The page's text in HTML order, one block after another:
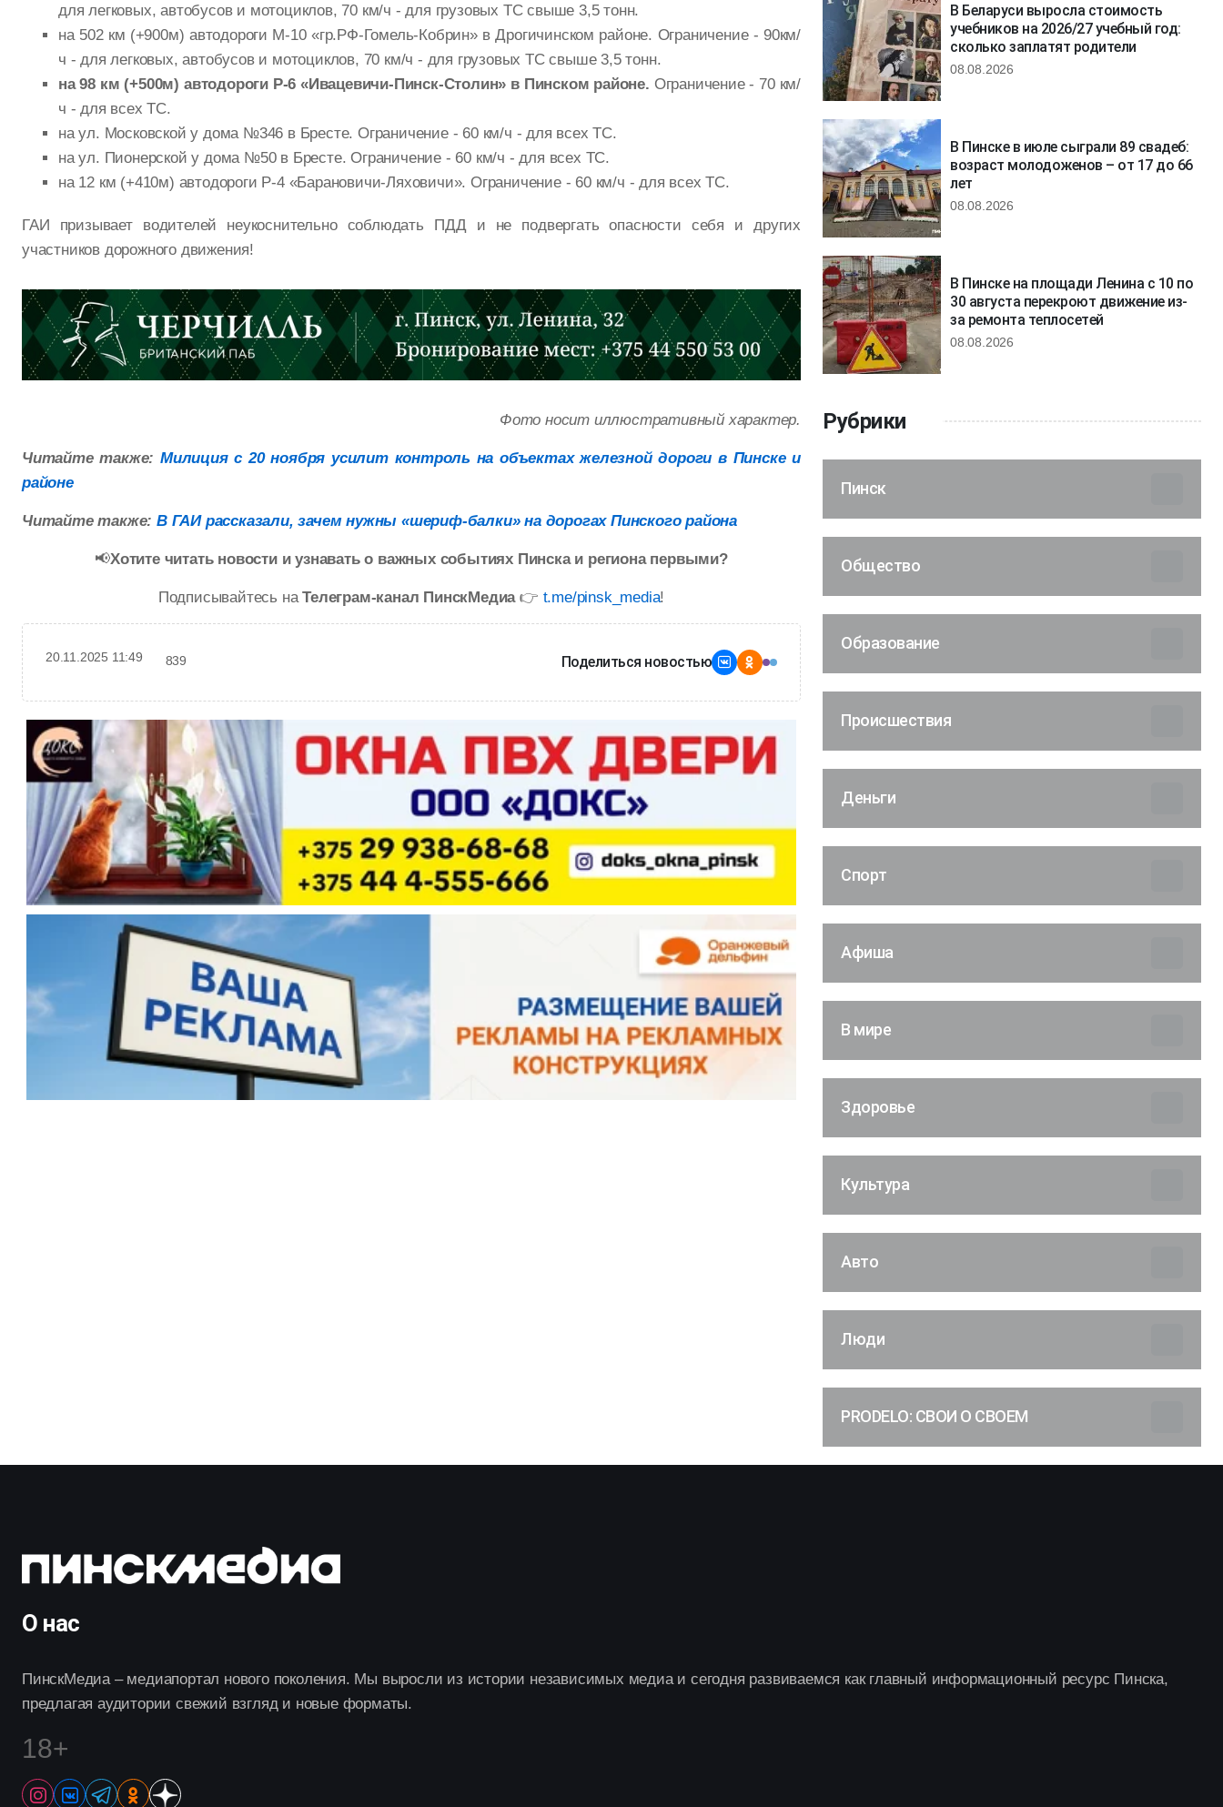
для легковых, автобусов и мотоциклов, 70 км/ч - для грузовых ТС свыше 3,5 тонн.
на 502 км (+900м) автодороги М-10 «гр.РФ-Гомель-Кобрин» в Дрогичинском районе. Ограничение - 90км/
ч - для легковых, автобусов и мотоциклов, 70 км/ч - для грузовых ТС свыше 3,5 тонн.
на 98 км (+500м) автодороги Р-6 «Ивацевичи-Пинск-Столин» в Пинском районе. Ограничение - 70 км/
ч - для всех ТС.
на ул. Московской у дома №346 в Бресте. Ограничение - 60 км/ч - для всех ТС.
на ул. Пионерской у дома №50 в Бресте. Ограничение - 60 км/ч - для всех ТС.
на 12 км (+410м) автодороги Р-4 «Барановичи-Ляховичи». Ограничение - 60 км/ч - для всех ТС.
ГАИ призывает водителей неукоснительно соблюдать ПДД и не подвергать опасности себя и других
участников дорожного движения!
Фото носит иллюстративный характер.
Читайте также: Милиция с 20 ноября усилит контроль на объектах железной дороги в Пинске и
районе
Читайте также:В ГАИ рассказали, зачем нужны «шериф-балки» на дорогах Пинского района
📢Хотите читать новости и узнавать о важных событиях Пинска и региона первыми?
Подписывайтесь наТелеграм-канал ПинскМедиа👉 t.me/pinsk_media!
20.11.2025 11:49 839 Поделиться новостью
В Беларуси выросла стоимость
учебников на 2026/27 учебный год:
сколько заплатят родители
08.08.2026
В Пинске в июле сыграли 89 свадеб:
возраст молодоженов – от 17 до 66
лет
08.08.2026
В Пинске на площади Ленина с 10 по
30 августа перекроют движение из-
за ремонта теплосетей
08.08.2026
Рубрики
Пинск
Общество
Образование
Происшествия
Деньги
Спорт
Афиша
В мире
Здоровье
Культура
Авто
Люди
PRODELO: СВОИ О СВОЕМ
О нас
ПинскМедиа – медиапортал нового поколения. Мы выросли из истории независимых медиа и сегодня развиваемся как главный информационный ресурс Пинска,
предлагая аудитории свежий взгляд и новые форматы.
18+